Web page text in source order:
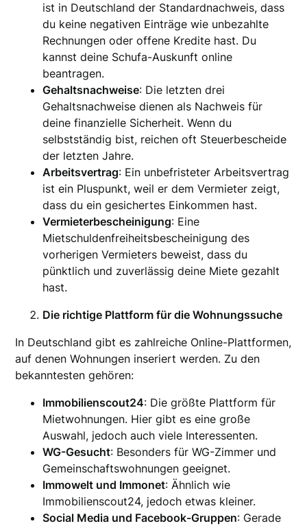
ist in Deutschland der Standardnachweis, dass
du keine negativen Einträge wie unbezahlte
Rechnungen oder offene Kredite hast. Du
kannst deine Schufa-Auskunft online
beantragen.
Gehaltsnachweise: Die letzten drei
Gehaltsnachweise dienen als Nachweis für
deine finanzielle Sicherheit. Wenn du
selbstständig bist, reichen oft Steuerbescheide
der letzten Jahre.
Arbeitsvertrag: Ein unbefristeter Arbeitsvertrag
ist ein Pluspunkt, weil er dem Vermieter zeigt,
dass du ein gesichertes Einkommen hast.
Vermieterbescheinigung: Eine
Mietschuldenfreiheitsbescheinigung des
vorherigen Vermieters beweist, dass du
pünktlich und zuverlässig deine Miete gezahlt
hast.
Die richtige Plattform für die Wohnungssuche
In Deutschland gibt es zahlreiche Online-Plattformen,
auf denen Wohnungen inseriert werden. Zu den
bekanntesten gehören:
Immobilienscout24: Die größte Plattform für
Mietwohnungen. Hier gibt es eine große
Auswahl, jedoch auch viele Interessenten.
WG-Gesucht: Besonders für WG-Zimmer und
Gemeinschaftswohnungen geeignet.
Immowelt und Immonet: Ähnlich wie
Immobilienscout24, jedoch etwas kleiner.
Social Media und Facebook-Gruppen: Gerade